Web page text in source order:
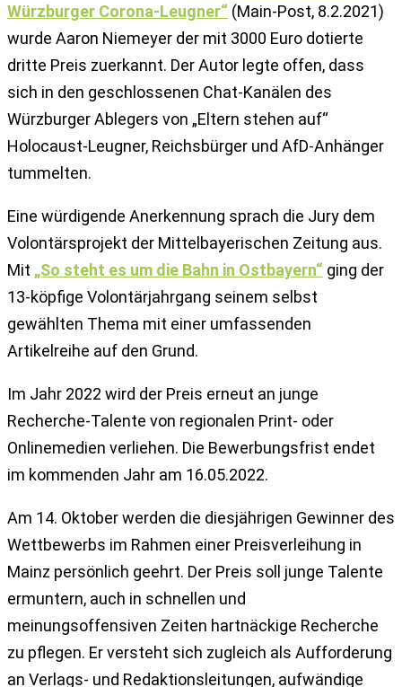
Würzburger Corona-Leugner“ (Main-Post, 8.2.2021)
wurde Aaron Niemeyer der mit 3000 Euro dotierte
dritte Preis zuerkannt. Der Autor legte offen, dass
sich in den geschlossenen Chat-Kanälen des
Würzburger Ablegers von „Eltern stehen auf“
Holocaust-Leugner, Reichsbürger und AfD-Anhänger
tummelten.
Eine würdigende Anerkennung sprach die Jury dem
Volontärsprojekt der Mittelbayerischen Zeitung aus.
Mit „So steht es um die Bahn in Ostbayern“ ging der
13-köpfige Volontärjahrgang seinem selbst
gewählten Thema mit einer umfassenden
Artikelreihe auf den Grund.
Im Jahr 2022 wird der Preis erneut an junge
Recherche-Talente von regionalen Print- oder
Onlinemedien verliehen. Die Bewerbungsfrist endet
im kommenden Jahr am 16.05.2022.
Am 14. Oktober werden die diesjährigen Gewinner des
Wettbewerbs im Rahmen einer Preisverleihung in
Mainz persönlich geehrt. Der Preis soll junge Talente
ermuntern, auch in schnellen und
meinungsoffensiven Zeiten hartnäckige Recherche
zu pflegen. Er versteht sich zugleich als Aufforderung
an Verlags- und Redaktionsleitungen, aufwändige